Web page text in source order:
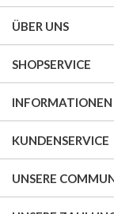
ÜBER UNS
SHOPSERVICE
INFORMATIONEN
KUNDENSERVICE
UNSERE